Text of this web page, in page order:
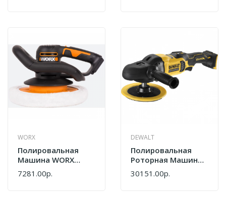
WORX
Полировальная
Машина WORX
WX856.9
7281.00р.
DEWALT
Полировальная
Роторная Машина
DeWalt DCM849N-XJ
30151.00р.